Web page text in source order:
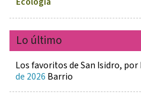
Lo último
Los favoritos de San Isidro,
de 2026 Barrio